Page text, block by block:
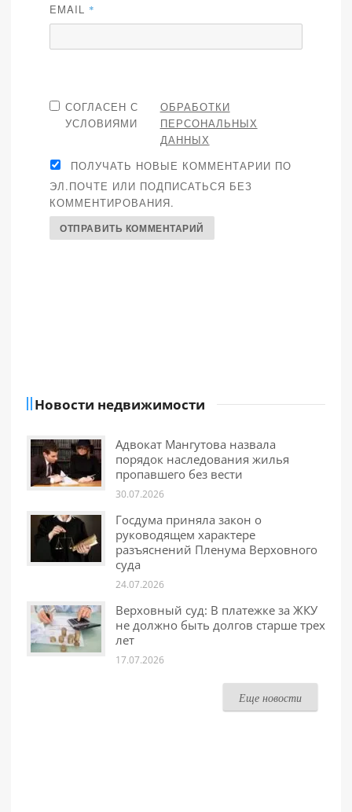
EMAIL *
СОГЛАСЕН С
УСЛОВИЯМИ
ОБРАБОТКИ
ПЕРСОНАЛЬНЫХ
ДАННЫХ
ПОЛУЧАТЬ НОВЫЕ КОММЕНТАРИИ ПО
ЭЛ.ПОЧТЕ ИЛИ ПОДПИСАТЬСЯ БЕЗ
КОММЕНТИРОВАНИЯ.
Новости недвижимости
Адвокат Мангутова назвала
порядок наследования жилья
пропавшего без вести
30.07.2026
Госдума приняла закон о
руководящем характере
разъяснений Пленума Верховного
суда
24.07.2026
Верховный суд: В платежке за ЖКУ
не должно быть долгов старше трех
лет
17.07.2026
Еще новости